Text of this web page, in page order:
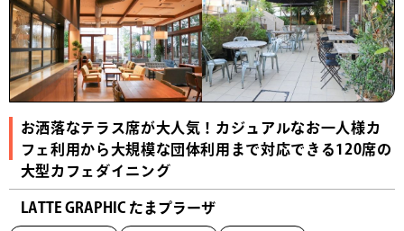
お洒落なテラス席が大人気！カジュアルなお一人様カ
フェ利用から大規模な団体利用まで対応できる120席の
大型カフェダイニング
LATTE GRAPHIC たまプラーザ